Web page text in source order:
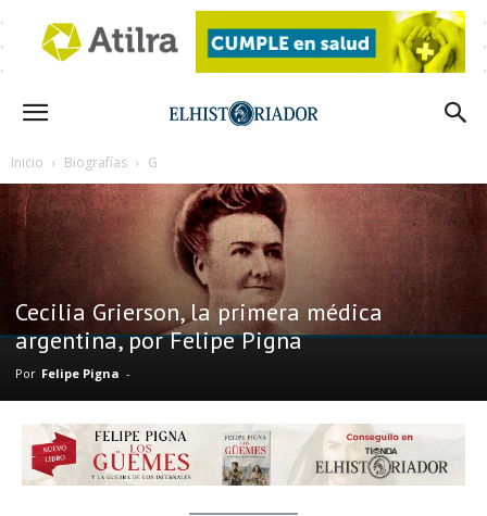
Inicio Biografías G
Cecilia Grierson, la primera médica
argentina, por Felipe Pigna
Por Felipe Pigna -